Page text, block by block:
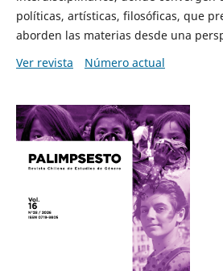
políticas, artísticas, filosóficas, que
aborden las materias desde una
Ver revista
Número actual